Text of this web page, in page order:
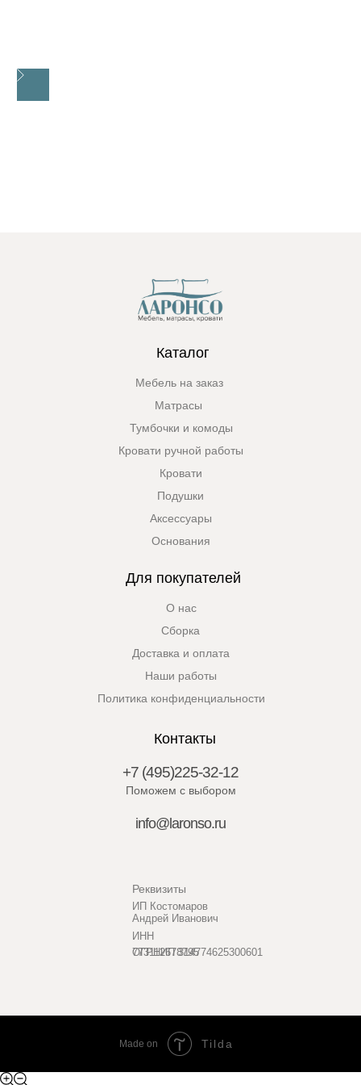
Реквизиты
ИП Костомаров
Андрей Иванович
ИНН
773112678795
ОГРНИП 314774625300601
Мебель на заказ
Каталог
Для покупателей
Контакты
+7 (495)225-32-12
Поможем с выбором
info@laronso.ru
Матрасы
Тумбочки и комоды
Кровати ручной работы
Кровати
О нас
Доставка и оплата
Наши работы
Политика конфиденциальности
Подушки
Аксессуары
Сборка
Основания
Made on Tilda